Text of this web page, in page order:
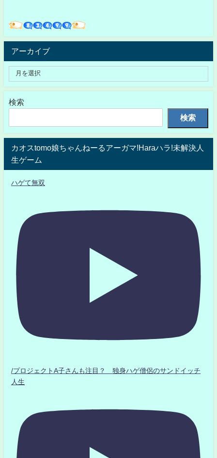
アーカイブ
検索
検索
カオスtomo娘ちゃんねーるアーガマ!Haraハラ!未解決人
生ゲーム
ハゲて無双
/プロジェクトA子さんも注目？ 独身ハゲ僧侶のサンドイッチ
人生